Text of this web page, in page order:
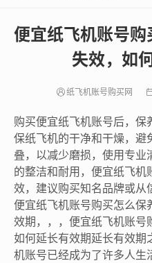
便宜纸飞机账号
失效，如
纸飞机账号购买网
购买便宜纸飞机账号后，保
保纸飞机的干净和干燥，避
叠，以减少磨损，使用专
的整洁和耐用，便宜纸飞
效，建议购买知名品牌或从
便宜纸飞机账号购买怎么保
效期，，，便宜纸飞机账号
如何延长有效期延长有效期
机账号已经成为了许多人生